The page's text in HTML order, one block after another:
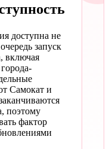
доступна не
запуск
включая
Самокат и
поэтому
фактор